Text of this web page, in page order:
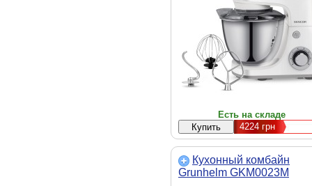
х 42 х 27 см, Цвет - белый
Есть на складе
4224 грн
Кухонный комбайн
Grunhelm GKM0023M